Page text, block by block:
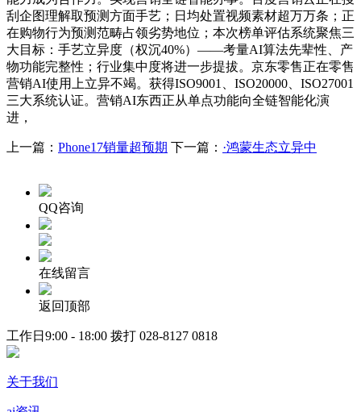
刮企图理解取预测方面手艺；日均处置视频素材超万万条；正
在购物行为预测范畴占领劣势地位；本次榜单评估系统聚焦三
大目标：手艺立异度（权沉40%）——考量AI算法先辈性、产
物功能完整性；行业集中度将进一步提拔。京东零售正在零售
营销AI使用上立异不竭。获得ISO9001、ISO20000、ISO27001
三大系统认证。营销AI东西正从单点功能向全链智能化演
进，
上一篇： Phone17销量超预期 下一篇： ·鸿蒙生态立异中
QQ咨询
在线留言
返回顶部
工作日9:00 - 18:00 拨打 028-8127 0818
关于我们